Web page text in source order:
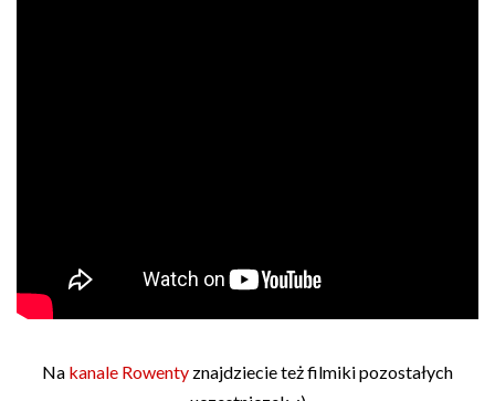
Na kanale Rowenty znajdziecie też filmiki pozostałych